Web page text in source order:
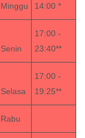
Minggu
14:00 *
Senin
17:00 -
23:40**
Selasa
17:00 -
19:25**
Rabu